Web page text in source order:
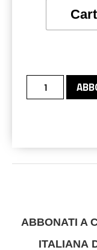
ABBONATI A
ITALIANA